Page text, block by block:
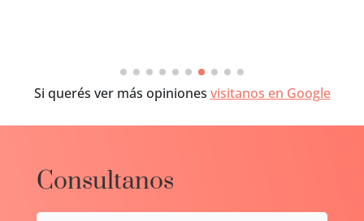
Si querés ver más opiniones visitanos en Google
Consultanos